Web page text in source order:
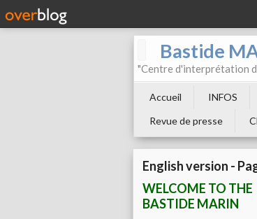
Bastide
"Centre d'interprétation
Accueil INFOS
Revue de presse
English version -
WELCOME TO THE
BASTIDE MARIN